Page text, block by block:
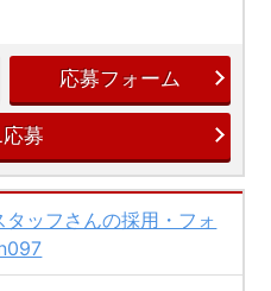
応募フォーム
募
タッフさんの採用・フォ